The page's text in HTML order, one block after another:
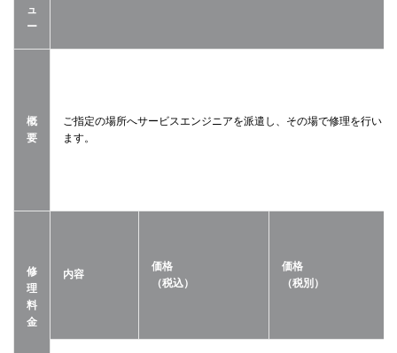
ュ
ー
概
要
ご指定の場所へサービスエンジニアを派遣し、その場で修理を行い
ます。
修
理
料
金
内容
価格
（税込）
価格
（税別）